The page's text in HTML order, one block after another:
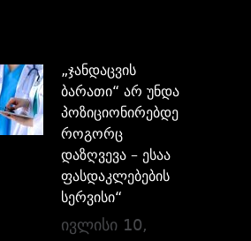
„ჯანდაცვის
ბარათი“ არ უნდა
პოზიციონირებდეს,
როგორც
დაზღვევა – ესაა
ფასდაკლებების
სერვისი“
ივლისი 10,